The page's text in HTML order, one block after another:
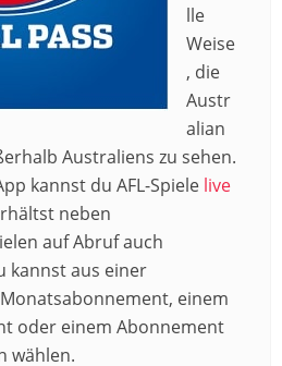
lle
Weise
, die
Austr
alian
Australiens zu sehen.
kannst du AFL-Spiele live
neben
auf Abruf auch
kannst aus einer
einem
oder einem Abonnement
wählen.